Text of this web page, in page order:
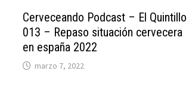
Cerveceando Podcast – El Quintillo
013 – Repaso situación cervecera
en españa 2022
marzo 7, 2022